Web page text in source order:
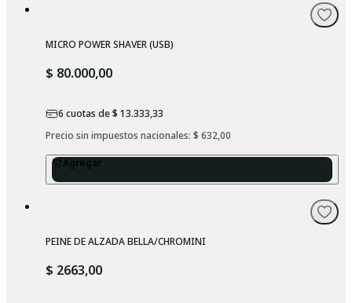
MICRO POWER SHAVER (USB)
$ 80.000,00
6 cuotas de$ 13.333,33
Precio sin impuestos nacionales: $ 632,00
Agregar
PEINE DE ALZADA BELLA/CHROMINI
$ 2663,00